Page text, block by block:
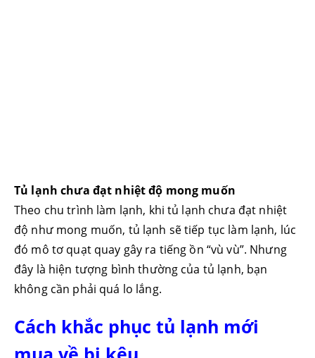
Tủ lạnh chưa đạt nhiệt độ mong muốn
Theo chu trình làm lạnh, khi tủ lạnh chưa đạt nhiệt
độ như mong muốn, tủ lạnh sẽ tiếp tục làm lạnh, lúc
đó mô tơ quạt quay gây ra tiếng ồn “vù vù”. Nhưng
đây là hiện tượng bình thường của tủ lạnh, bạn
không cần phải quá lo lắng.
Cách khắc phục tủ lạnh mới